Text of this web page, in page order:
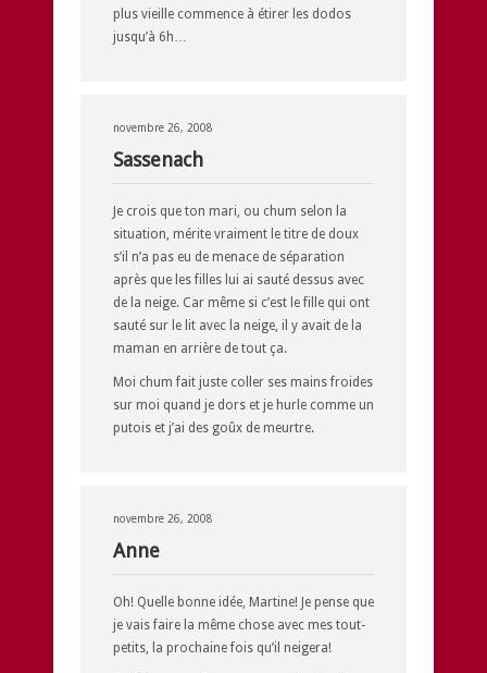
plus vieille commence à étirer les dodos
jusqu’à 6h…
novembre 26, 2008
Sassenach
Je crois que ton mari, ou chum selon la
situation, mérite vraiment le titre de doux
s’il n’a pas eu de menace de séparation
après que les filles lui ai sauté dessus avec
de la neige. Car même si c’est le fille qui ont
sauté sur le lit avec la neige, il y avait de la
maman en arrière de tout ça.
Moi chum fait juste coller ses mains froides
sur moi quand je dors et je hurle comme un
putois et j’ai des goûx de meurtre.
novembre 26, 2008
Anne
Oh! Quelle bonne idée, Martine! Je pense que
je vais faire la même chose avec mes tout-
petits, la prochaine fois qu’il neigera!